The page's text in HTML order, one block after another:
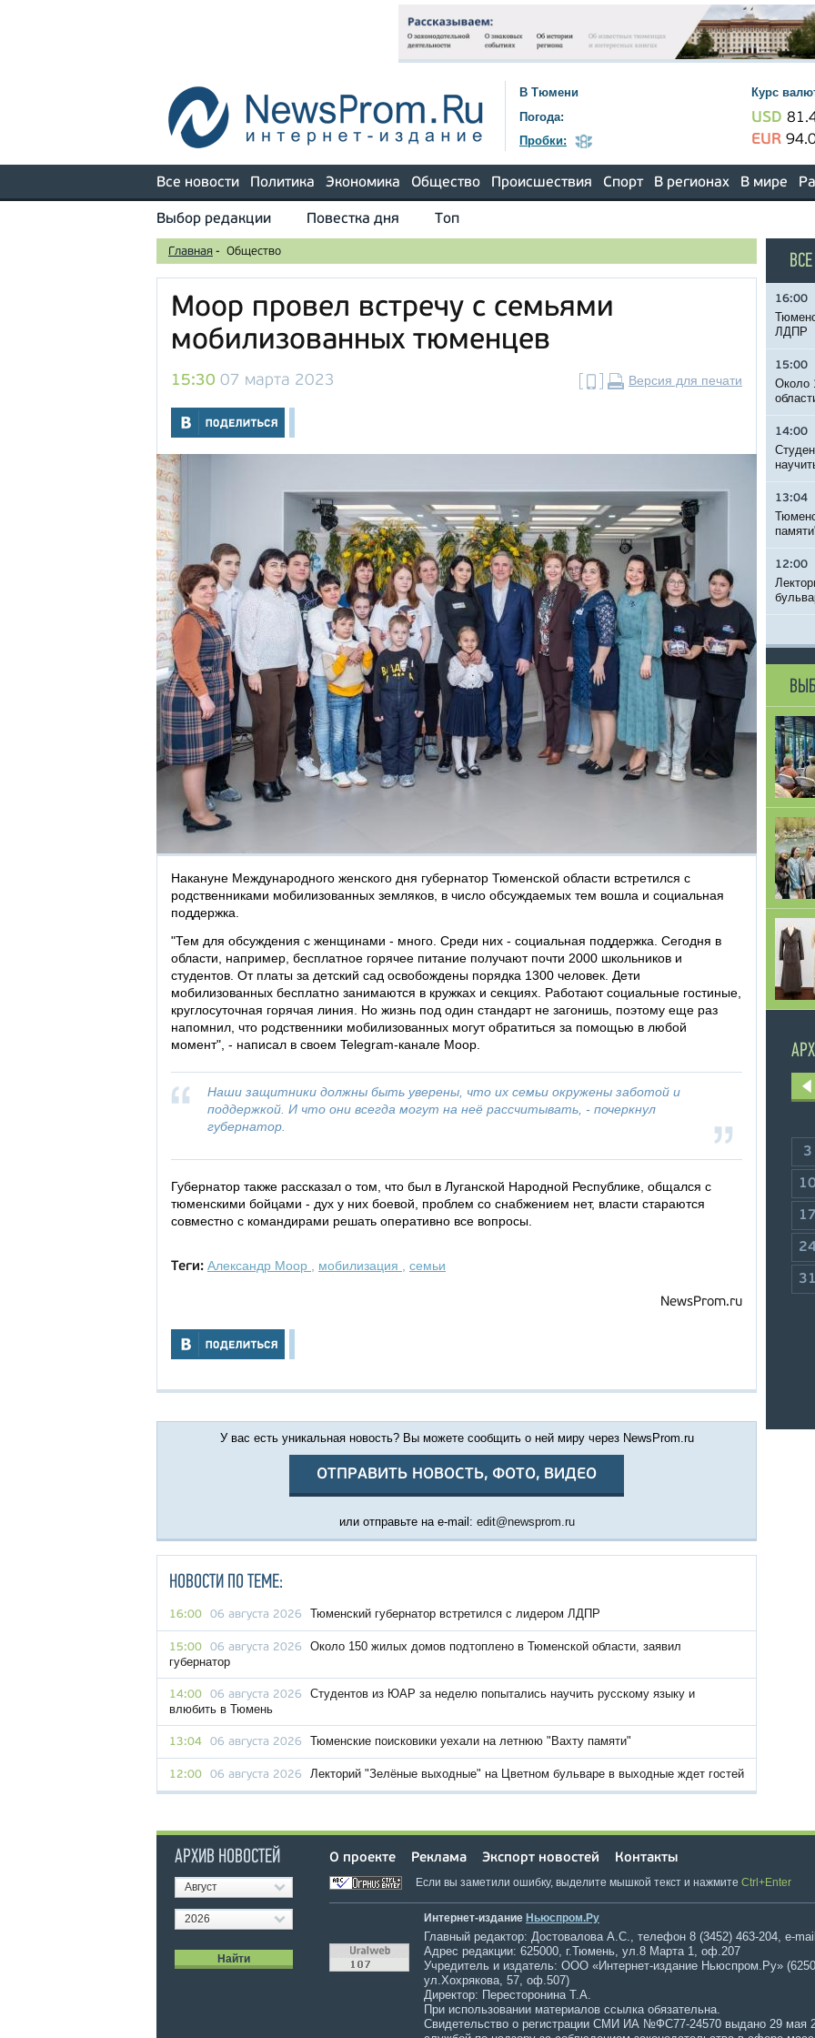
В Тюмени
Погода:
Пробки:
Курс
USD
EUR
Все новости Политика Экономика Общество Происшествия Спорт В регионах В мире
Выбор редакции Повестка дня Топ
Главная - Общество
Моор провел встречу с семьями
мобилизованных тюменцев
15:30 07 марта 2023 Версия для печати
Накануне Международного женского дня губернатор Тюменской области встретился с
родственниками мобилизованных земляков, в число обсуждаемых тем вошла и социальная
поддержка.
"Тем для обсуждения с женщинами - много. Среди них - социальная поддержка. Сегодня в
области, например, бесплатное горячее питание получают почти 2000 школьников и
студентов. От платы за детский сад освобождены порядка 1300 человек. Дети
мобилизованных бесплатно занимаются в кружках и секциях. Работают социальные гостиные,
круглосуточная горячая линия. Но жизнь под один стандарт не загонишь, поэтому еще раз
напомнил, что родственники мобилизованных могут обратиться за помощью в любой
момент", - написал в своем Telegram-канале Моор.
Наши защитники должны быть уверены, что их семьи окружены заботой и
поддержкой. И что они всегда могут на неё рассчитывать, - почеркнул
губернатор.
Губернатор также рассказал о том, что был в Луганской Народной Республике, общался с
тюменскими бойцами - дух у них боевой, проблем со снабжением нет, власти стараются
совместно с командирами решать оперативно все вопросы.
Теги: Александр Моор мобилизация семьи
NewsProm.ru
У вас есть уникальная новость? Вы можете сообщить о ней миру через NewsProm.ru
ОТПРАВИТЬ НОВОСТЬ, ФОТО, ВИДЕО
или отправьте на e-mail: edit@newsprom.ru
НОВОСТИ ПО ТЕМЕ:
16:00 06 августа 2026 Тюменский губернатор встретился с лидером ЛДПР
15:00 06 августа 2026
Около 150 жилых домов подтоплено в Тюменской области, заявил
губернатор
14:00 06 августа 2026
Студентов из ЮАР за неделю попытались научить русскому языку и
влюбить в Тюмень
13:04 06 августа 2026 Тюменские поисковики уехали на летнюю "Вахту памяти"
12:00 06 августа 2026 Лекторий "Зелёные выходные" на Цветном бульваре в выходные ждет гостей
16:00
ЛДПР
15:00
Около
14:00
13:04
12:00
3
17
31
АРХИВ НОВОСТЕЙ
Август
2026
О проекте Реклама Экспорт новостей Контакты
Если вы заметили ошибку, выделите мышкой текст и нажмите Ctrl+Enter
Интернет-издание Ньюспром.Ру
Главный редактор: Достовалова А.С., телефон 8 (3452) 463-204, e-
Адрес редакции: 625000, г.Тюмень, ул.8 Марта 1, оф.207
Учредитель и издатель: ООО «Интернет-издание Ньюспром.Ру»
ул.Хохрякова, 57, оф.507)
Директор: Пересторонина Т.А.
При использовании материалов ссылка обязательна.
Свидетельство о регистрации СМИ ИА №ФС77-24570 выдано 29 мая